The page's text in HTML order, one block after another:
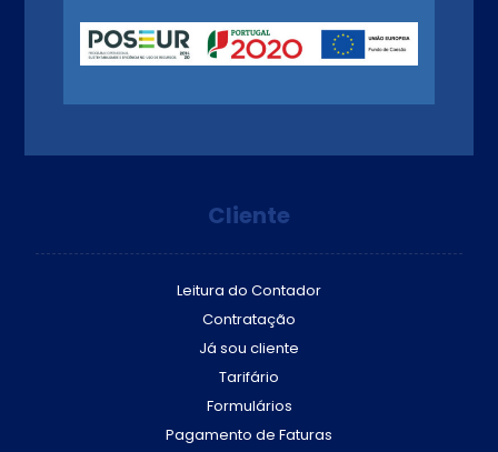
Cliente
Leitura do Contador
Contratação
Já sou cliente
Tarifário
Formulários
Pagamento de Faturas